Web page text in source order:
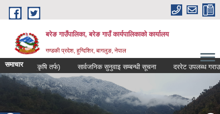
Skip to main content
बरेङ गाउँपालिका, बरेङ गाउँ कार्यपालिकाको कार्यालय
गण्डकी प्रदेश, हुग्दिशिर, बागलुङ, नेपाल
समाचार(कृषि तर्फ) सार्वजनिक सुनुवाइ सम्बन्धी सूचना दररेट उपलब्ध गराउने